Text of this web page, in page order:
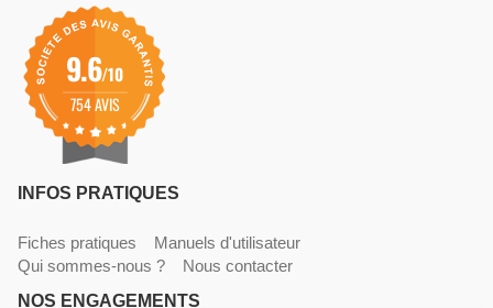
9.6/10
754 AVIS
INFOS PRATIQUES
Fiches pratiques
Manuels d'utilisateur
Qui sommes-nous ?
Nous contacter
NOS ENGAGEMENTS